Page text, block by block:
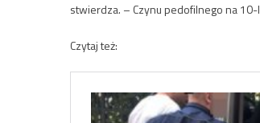
stwierdza. – Czynu pedofilnego na
Czytaj też: